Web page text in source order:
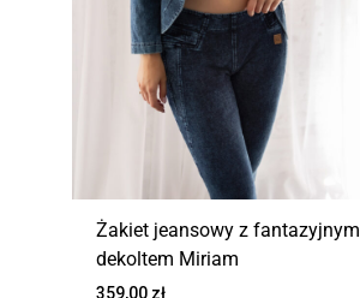
Żakiet jeansowy z fantazyjnym
dekoltem Miriam
359,00 zł